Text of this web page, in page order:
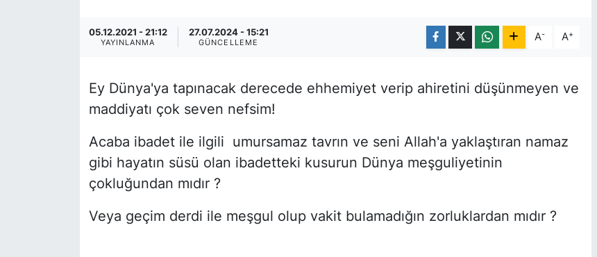
05.12.2021 - 21:12
YAYINLANMA
27.07.2024 - 15:21
GÜNCELLEME A- A+
Ey Dünya'ya tapınacak derecede ehhemiyet verip ahiretini düşünmeyen ve
maddiyatı çok seven nefsim!
Acaba ibadet ile ilgili umursamaz tavrın ve seni Allah'a yaklaştıran namaz
gibi hayatın süsü olan ibadetteki kusurun Dünya meşguliyetinin
çokluğundan mıdır ?
Veya geçim derdi ile meşgul olup vakit bulamadığın zorluklardan mıdır ?